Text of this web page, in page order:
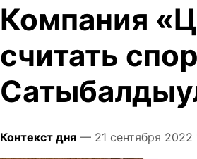
Компания
считать
Контекст дня — 21 сентября 2022